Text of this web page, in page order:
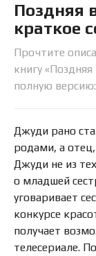
Поздняя
краткое
Прочтите
книгу
полную версию:
Джуди рано
родами, а
Джуди не из
о младшей
уговаривает
конкурсе
получает
телесериале.